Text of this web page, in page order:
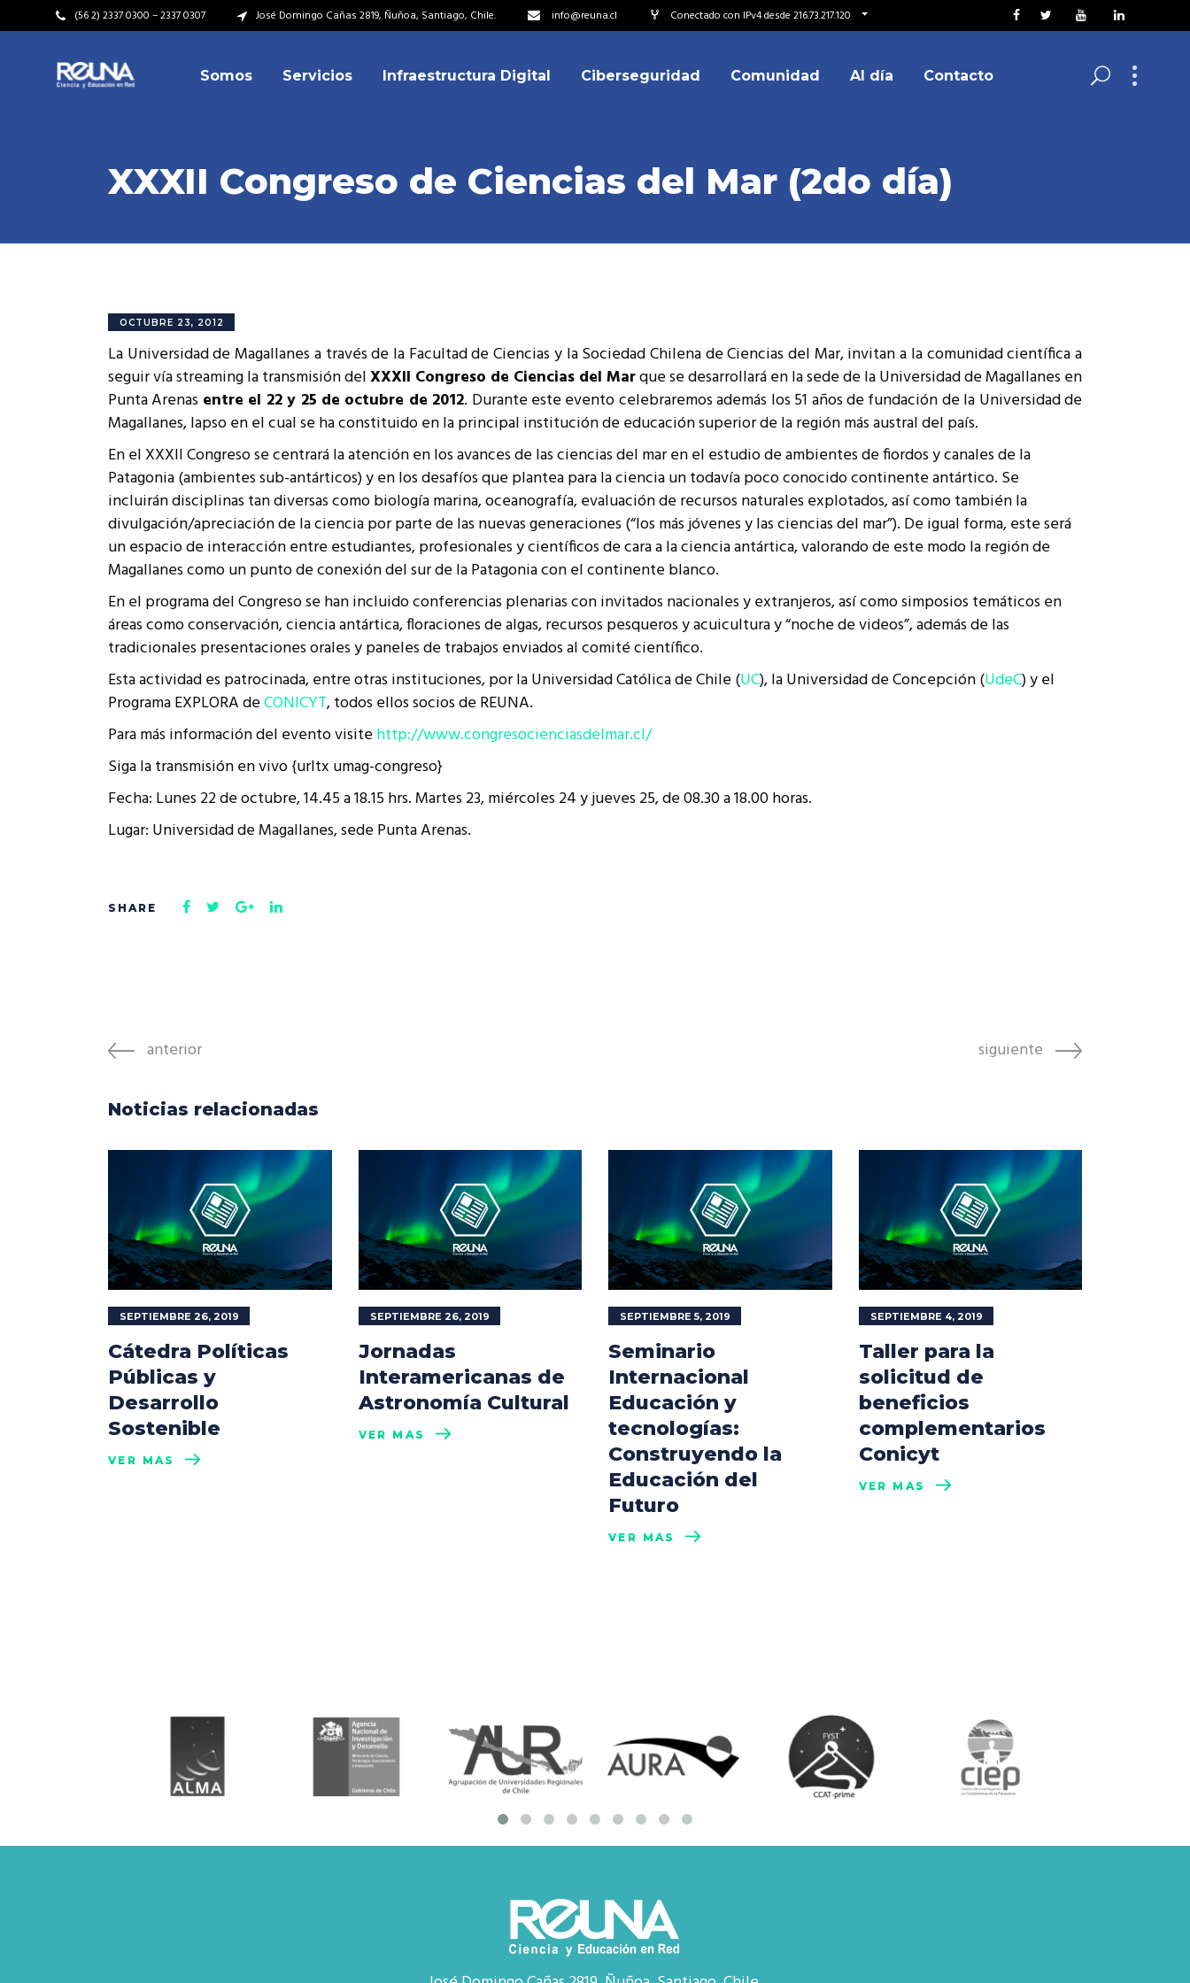
(56 2) 2337 0300 – 2337 0307 José Domingo Cañas 2819, Ñuñoa, Santiago, Chile. info@reuna.cl Conectado con IPv4 desde 216.73.217.120
Somos
Plan Estratégico
Valores
Historia
Kit de Identidad
Cumplimiento Legal
Acuerdos de Colaboración
Representantes
Institucionales
Representantes Técnicos
Cómo integrarse a REUNA
Servicios Infraestructura Digital Ciberseguridad Comunidad Al día Contacto
Video Institucional
Valores
Cumplimiento Legal
Miembros
Directorio
Equipo
XXXII Congreso de Ciencias del Mar (2do día)
OCTUBRE 23, 2012
La Universidad de Magallanes a través de la Facultad de Ciencias y la Sociedad Chilena de Ciencias del Mar, invitan a la comunidad científica a
seguir vía streaming la transmisión delXXXII Congreso de Ciencias del Marque se desarrollará en la sede de la Universidad de Magallanes en
Punta Arenas entre el 22 y 25 de octubre de 2012. Durante este evento celebraremos además los 51 años de fundación de la Universidad de
Magallanes, lapso en el cual se ha constituido en la principal institución de educación superior de la región más austral del país.
En el XXXII Congreso se centrará la atención en los avances de las ciencias del mar en el estudio de ambientes de fiordos y canales de la
Patagonia (ambientes sub-antárticos) y en los desafíos que plantea para la ciencia un todavía poco conocido continente antártico. Se
incluirán disciplinas tan diversas como biología marina, oceanografía, evaluación de recursos naturales explotados, así como también la
divulgación/apreciación de la ciencia por parte de las nuevas generaciones (“los más jóvenes y las ciencias del mar”). De igual forma, este será
un espacio de interacción entre estudiantes, profesionales y científicos de cara a la ciencia antártica, valorando de este modo la región de
Magallanes como un punto de conexión del sur de la Patagonia con el continente blanco.
En el programa del Congreso se han incluido conferencias plenarias con invitados nacionales y extranjeros, así como simposios temáticos en
áreas como conservación, ciencia antártica, floraciones de algas, recursos pesqueros y acuicultura y “noche de videos”, además de las
tradicionales presentaciones orales y paneles de trabajos enviados al comité científico.
Esta actividad es patrocinada, entre otras instituciones, por la Universidad Católica de Chile (UC), la Universidad de Concepción (UdeC) y el
Programa EXPLORA deCONICYT, todos ellos socios de REUNA.
Para más información del evento visitehttp://www.congresocienciasdelmar.cl/
Siga la transmisión en vivo {urltx umag-congreso}
Fecha: Lunes 22 de octubre, 14.45 a 18.15 hrs. Martes 23, miércoles 24 y jueves 25, de 08.30 a 18.00 horas.
Lugar: Universidad de Magallanes, sede Punta Arenas.
anterior siguiente
Noticias relacionadas
SEPTIEMBRE 26, 2019
Cátedra Políticas
Públicas y
Desarrollo
Sostenible
VER MÁS
SEPTIEMBRE 26, 2019
Jornadas
Interamericanas de
Astronomía Cultural
VER MÁS
SEPTIEMBRE 5, 2019
Seminario
Internacional
Educación y
tecnologías:
Construyendo la
Educación del
Futuro
VER MÁS
SEPTIEMBRE 4, 2019
Taller para la
solicitud de
beneficios
complementarios
Conicyt
VER MÁS